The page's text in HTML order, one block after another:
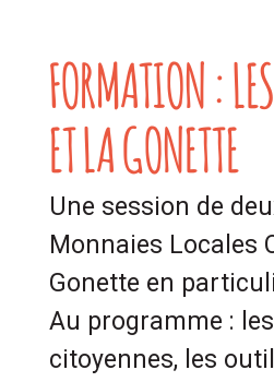
FORMATION :
ET LA GONETTE
Une session de
Monnaies Locales
Gonette en
Au programme :
citoyennes, les